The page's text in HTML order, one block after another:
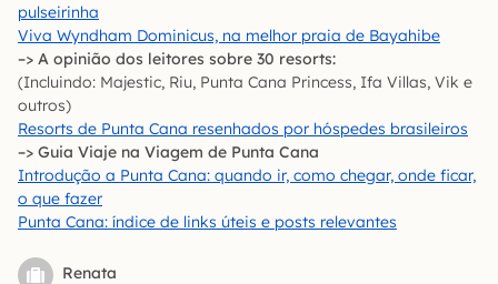
pulseirinha
Viva Wyndham Dominicus, na melhor praia de Bayahibe
–> A opinião dos leitores sobre 30 resorts:
(Incluindo: Majestic, Riu, Punta Cana Princess, Ifa Villas, Vik e
outros)
Resorts de Punta Cana resenhados por hóspedes brasileiros
–> Guia Viaje na Viagem de Punta Cana
Introdução a Punta Cana: quando ir, como chegar, onde ficar,
o que fazer
Punta Cana: índice de links úteis e posts relevantes
Renata